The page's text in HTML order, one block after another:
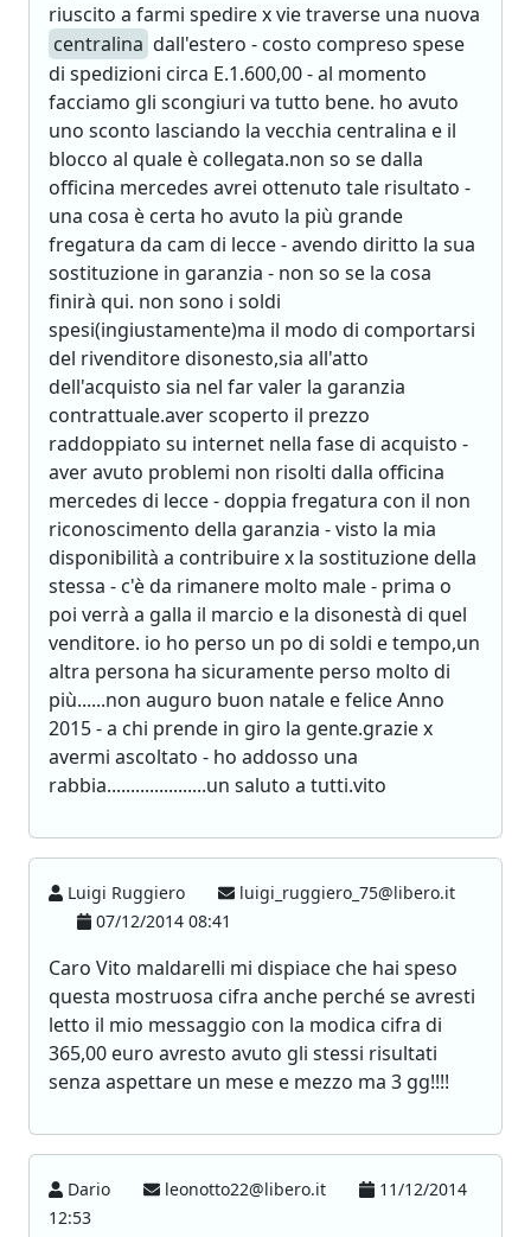
riuscito a farmi spedire x vie traverse una nuova
centralina dall'estero - costo compreso spese
di spedizioni circa E.1.600,00 - al momento
facciamo gli scongiuri va tutto bene. ho avuto
uno sconto lasciando la vecchia centralina e il
blocco al quale è collegata.non so se dalla
officina mercedes avrei ottenuto tale risultato -
una cosa è certa ho avuto la più grande
fregatura da cam di lecce - avendo diritto la sua
sostituzione in garanzia - non so se la cosa
finirà qui. non sono i soldi
spesi(ingiustamente)ma il modo di comportarsi
del rivenditore disonesto,sia all'atto
dell'acquisto sia nel far valer la garanzia
contrattuale.aver scoperto il prezzo
raddoppiato su internet nella fase di acquisto -
aver avuto problemi non risolti dalla officina
mercedes di lecce - doppia fregatura con il non
riconoscimento della garanzia - visto la mia
disponibilità a contribuire x la sostituzione della
stessa - c'è da rimanere molto male - prima o
poi verrà a galla il marcio e la disonestà di quel
venditore. io ho perso un po di soldi e tempo,un
altra persona ha sicuramente perso molto di
più......non auguro buon natale e felice Anno
2015 - a chi prende in giro la gente.grazie x
avermi ascoltato - ho addosso una
rabbia.....................un saluto a tutti.vito
Luigi Ruggiero
luigi_ruggiero_75@libero.it
07/12/2014 08:41
Caro Vito maldarelli mi dispiace che hai speso
questa mostruosa cifra anche perché se avresti
letto il mio messaggio con la modica cifra di
365,00 euro avresto avuto gli stessi risultati
senza aspettare un mese e mezzo ma 3 gg!!!!
Dario leonotto22@libero.it
11/12/2014
12:53